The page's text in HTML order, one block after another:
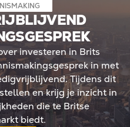
investeren in Brits
in met
Tijdens dit
en krijg je inzicht in
die te Britse
biedt.